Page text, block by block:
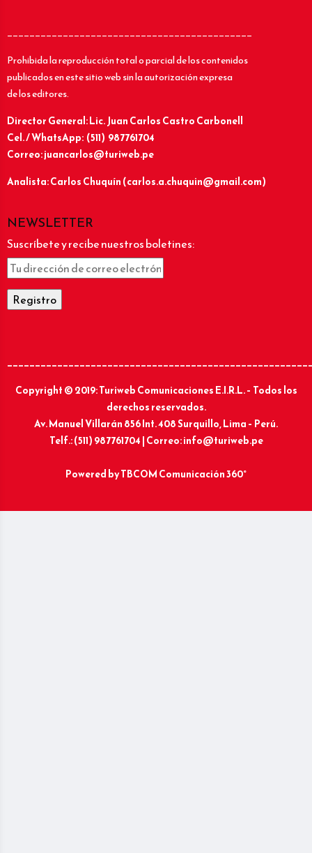
____________________________________________
Prohibida la reproducción total o parcial de los contenidos
publicados en este sitio web sin la autorización expresa
de los editores.
Director General: Lic.Juan Carlos Castro Carbonell
Cel. / WhatsApp: (511) 987761704
Correo: juancarlos@turiweb.pe
Analista: Carlos Chuquín (carlos.a.chuquin@gmail.com)
NEWSLETTER
Suscríbete y recibe nuestros boletines:
Copyright © 2019: Turiweb Comunicaciones E.I.R.L. – Todos los
derechos reservados.
Av. Manuel Villarán 856 Int. 408 Surquillo, Lima – Perú.
Telf.: (511) 987761704 | Correo: info@turiweb.pe
Powered byTBCOM Comunicación 360°